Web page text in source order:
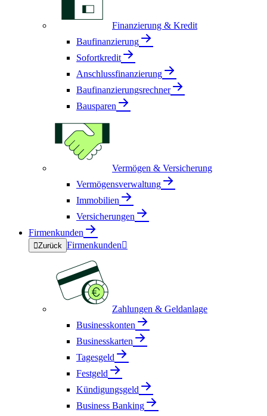
Finanzierung & Kredit
Baufinanzierung
Sofortkredit
Anschlussfinanzierung
Baufinanzierungsrechner
Bausparen
Vermögen & Versicherung
Vermögensverwaltung
Immobilien
Versicherungen
Firmenkunden
Zurück Firmenkunden
Zahlungen & Geldanlage
Businesskonten
Businesskarten
Tagesgeld
Festgeld
Kündigungsgeld
Business Banking